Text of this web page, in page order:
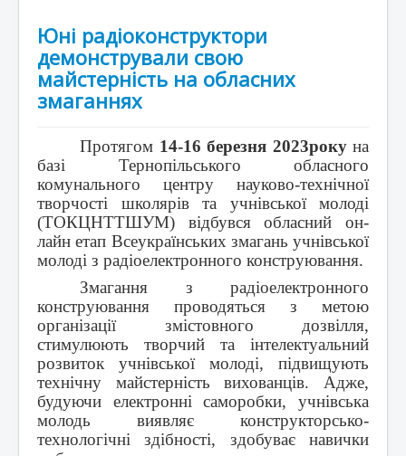
Юні радіоконструктори
демонстрували свою
майстерність на обласних
змаганнях
Протягом 14-16 березня 2023рокуна
базі Тернопільського обласного
комунального центру науково-технічної
творчості школярів та учнівської молоді
(ТОКЦНТТШУМ) відбувся обласний он-
лайн етап Всеукраїнських змагань учнівської
молоді з радіоелектронного конструювання.
Змагання з радіоелектронного
конструювання проводяться з метою
організації змістовного дозвілля,
стимулюють творчий та інтелектуальний
розвиток учнівської молоді, підвищують
технічну майстерність вихованців. Адже,
будуючи електронні саморобки, учнівська
молодь виявляє конструкторсько-
технологічні здібності, здобуває навички